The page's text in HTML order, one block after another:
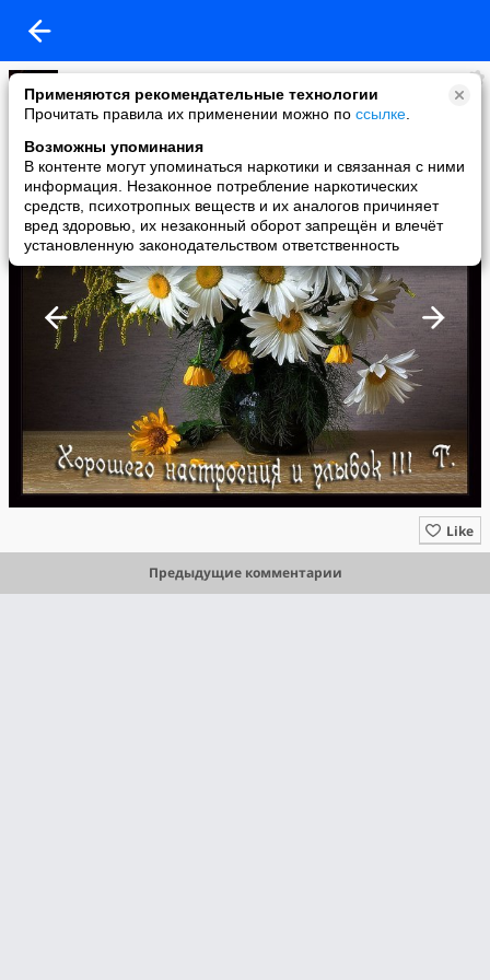
Применяются рекомендательные технологии
Прочитать правила их применении можно по ссылке
Возможны упоминания
В контенте могут упоминаться наркотики и связанная с ними
информация. Незаконное потребление наркотических
средств, психотропных веществ и их аналогов причиняет
вред здоровью, их незаконный оборот запрещён и влечёт
установленную законодательством ответственность
Мужчина и Женщина - две природы!?
added a photo
21 Jan в 16:16
Like
Предыдущие комментарии